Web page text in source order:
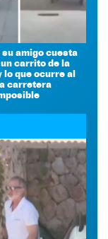
su amigo cuesta
carrito de la
lo que ocurre al
carretera